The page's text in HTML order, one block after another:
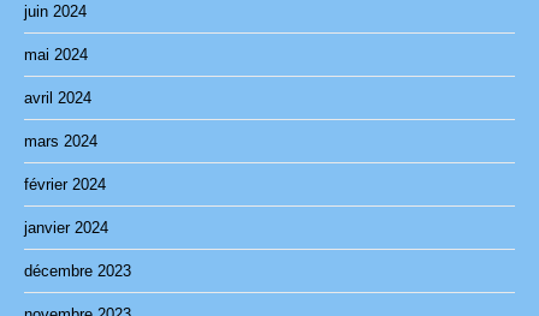
juin 2024
mai 2024
avril 2024
mars 2024
février 2024
janvier 2024
décembre 2023